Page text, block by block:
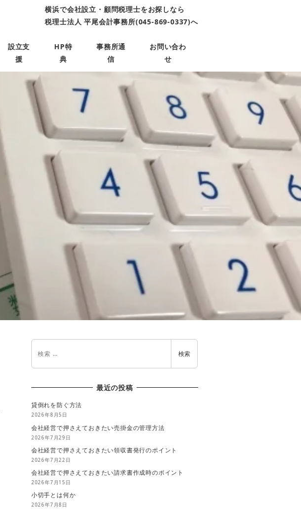
横浜で会社設立・顧問税理士をお探しなら
税理士法人 平尾会計事務所(045-869-0337)へ
設立支
援
HP特
典
事務所通
信
お問い合わ
せ
検索
最近の投稿
貸倒れを防ぐ方法
2026年8月5日
会社経営で押さえておきたい売掛金の管理方法
2026年7月29日
会社経営で押さえておきたい領収書発行のポイント
2026年7月22日
会社経営で押さえておきたい請求書作成時のポイント
2026年7月15日
小切手とは何か
2026年7月8日